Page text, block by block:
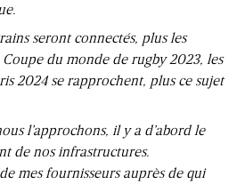
seront connectés, plus les
du monde de rugby 2023, les
2024 se rapprochent, plus ce sujet
l’approchons, il y a d’abord le
de nos infrastructures.
mes fournisseurs auprès de qui